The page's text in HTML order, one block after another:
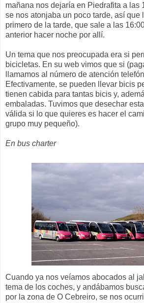
mañana nos dejaría en Piedrafita a las
se nos atonjaba un poco tarde, así que
primero de la tarde, que sale a las
anterior hacer noche por allí.
Un tema que nos preocupada era si
bicicletas. En su web vimos que si
llamamos al número de atención
Efectivamente, se pueden llevar bicis
tienen cabida para tantas bicis y,
embaladas. Tuvimos que desechar
válida si lo que quieres es hacer el
grupo muy pequeño).
En bus charter
Cuando ya nos veíamos abocados al
tema de los coches, y andábamos
por la zona de O Cebreiro, se nos